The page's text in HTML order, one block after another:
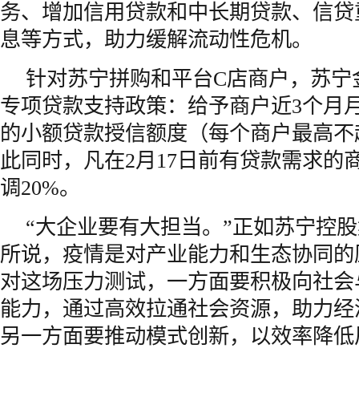
务、增加信用贷款和中长期贷款、信
息等方式，助力缓解流动性危机。
针对苏宁拼购和平台C店商户，苏
专项贷款支持政策：给予商户近3个月
的小额贷款授信额度（每个商户最高
此同时，凡在2月17日前有贷款需求的
调20%。
“大企业要有大担当。”正如苏宁控
所说，疫情是对产业能力和生态协同
对这场压力测试，一方面要积极向社
能力，通过高效拉通社会资源，助力
另一方面要推动模式创新，以效率降